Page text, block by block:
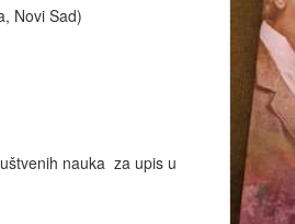
Novi Sad)
nauka za upis u